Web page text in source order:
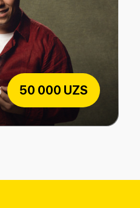
50 000 UZS